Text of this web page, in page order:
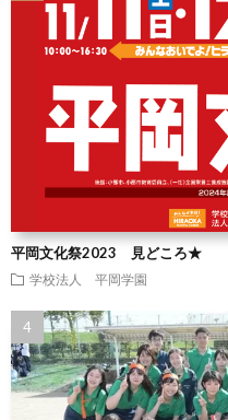
平岡文化祭2023 見どころ★
学校法人 平岡学園